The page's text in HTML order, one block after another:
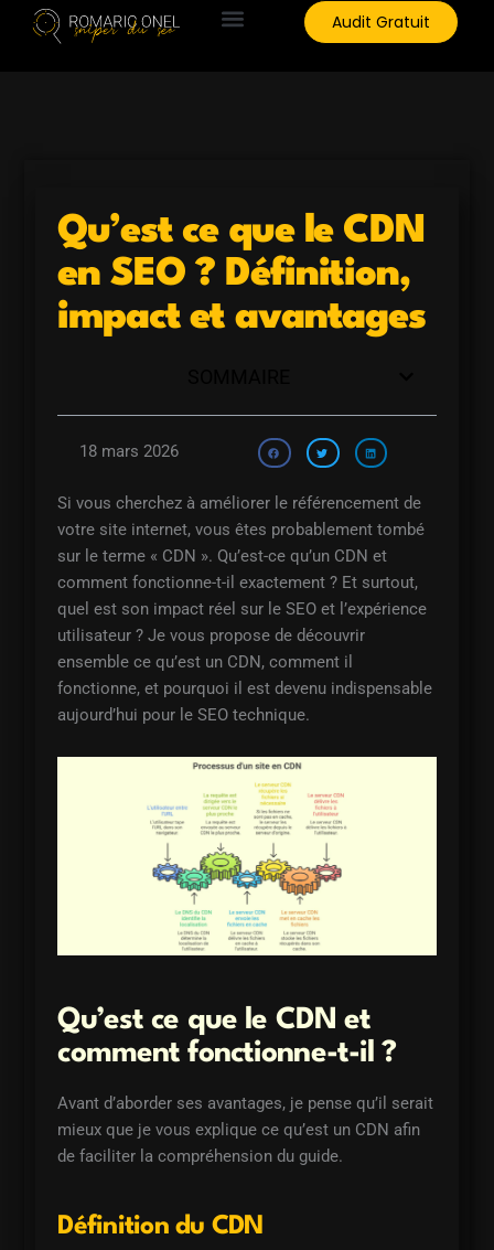
Audit Gratuit
Qu’est ce que le CDN
en SEO ? Définition,
impact et avantages
18 mars 2026
Si vous cherchez à améliorer le référencement de
votre site internet, vous êtes probablement tombé
sur le terme « CDN ». Qu’est-ce qu’un CDN et
comment fonctionne-t-il exactement ? Et surtout,
quel est son impact réel sur le SEO et l’expérience
utilisateur ? Je vous propose de découvrir
ensemble ce qu’est un CDN, comment il
fonctionne, et pourquoi il est devenu indispensable
aujourd’hui pour le SEO technique.
Qu’est ce que le CDN et
comment fonctionne-t-il ?
Avant d’aborder ses avantages, je pense qu’il serait
mieux que je vous explique ce qu’est un CDN afin
de faciliter la compréhension du guide.
Définition du CDN